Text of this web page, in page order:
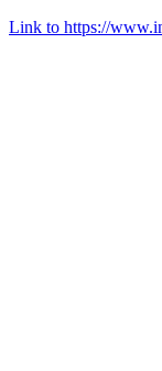
Link to https://